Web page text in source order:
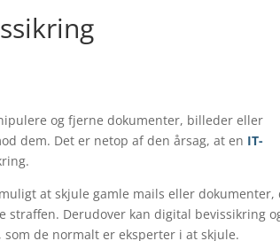
og fjerne dokumenter, billeder eller
dem. Det er netop af den årsag, at en IT-
at skjule gamle mails eller dokumenter,
straffen. Derudover kan digital bevissikring
de normalt er eksperter i at skjule.